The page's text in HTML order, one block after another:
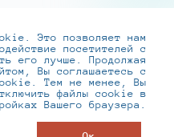
8-800-250-0-260
,hr@infotecs.ru
ул., 2Б строение 1
Это позволяет нам
посетителей с
его лучше. Продолжая
Вы соглашаетесь с
Тем не менее, Вы
файлы cookie в
Вашего браузера.